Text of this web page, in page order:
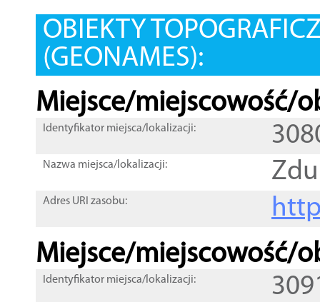
OBIEKTY
(GEONAMES):
Miejsce/miejscowość/
Identyfikator miejsca/lokalizacji:
Nazwa miejsca/lokalizacji:
Adres URI zasobu:
Miejsce/miejscowość/
Identyfikator miejsca/lokalizacji: